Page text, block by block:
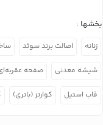
بخشها :
زنانه اصالت برند سوئد
شیشه معدنی صفحه
قاب استیل کوارتز (باتری)